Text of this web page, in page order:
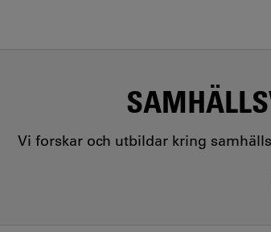
Vi forskar och utbildar kring